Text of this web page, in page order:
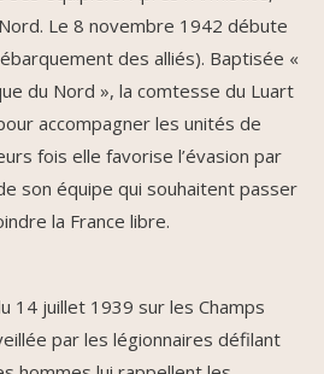
Le 8 novembre 1942 débute
des alliés). Baptisée «
du Nord », la comtesse du Luart
accompagner les unités de
fois elle favorise l’évasion par
son équipe qui souhaitent passer
la France libre.
14 juillet 1939 sur les Champs
par les légionnaires défilant